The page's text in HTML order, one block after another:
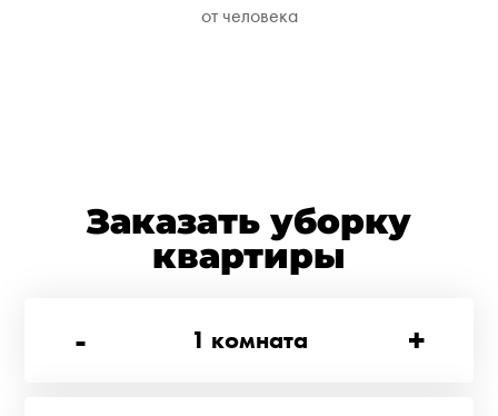
от человека
Заказать уборку
квартиры
-
1 комната +